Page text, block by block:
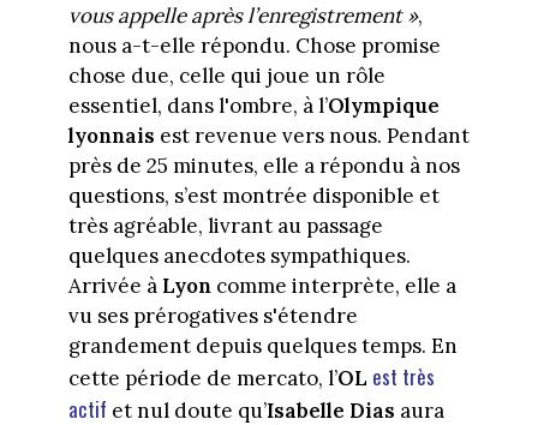
vous appelle après l’enregistrement »,
nous a-t-elle répondu. Chose promise
chose due, celle qui joue un rôle
essentiel, dans l'ombre, à l’Olympique
lyonnais est revenue vers nous. Pendant
près de 25 minutes, elle a répondu à nos
questions, s’est montrée disponible et
très agréable, livrant au passage
quelques anecdotes sympathiques.
Arrivée à Lyoncomme interprète, elle a
vu ses prérogatives s'étendre
grandement depuis quelques temps. En
cette période de mercato, l’OL est très
actif et nul doute qu’Isabelle Dias aura